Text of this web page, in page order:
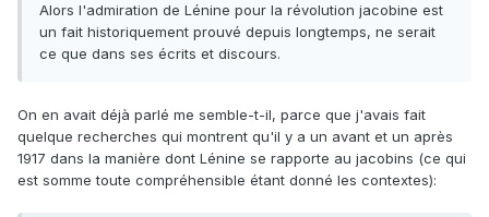
Alors l'admiration de Lénine pour la révolution jacobine est
un fait historiquement prouvé depuis longtemps, ne serait
ce que dans ses écrits et discours.
On en avait déjà parlé me semble-t-il, parce que j'avais fait
quelque recherches qui montrent qu'il y a un avant et un après
1917 dans la manière dont Lénine se rapporte au jacobins (ce qui
est somme toute compréhensible étant donné les contextes):